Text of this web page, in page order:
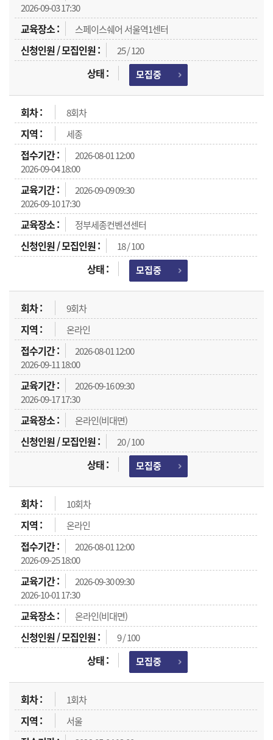
2026-09-03 17:30
스페이스쉐어 서울역1센터
25 / 120
모집중
8회차
세종
2026-08-01 12:00
2026-09-04 18:00
2026-09-09 09:30
2026-09-10 17:30
정부세종컨벤션센터
18 / 100
모집중
9회차
온라인
2026-08-01 12:00
2026-09-11 18:00
2026-09-16 09:30
2026-09-17 17:30
온라인(비대면)
20 / 100
모집중
10회차
온라인
2026-08-01 12:00
2026-09-25 18:00
2026-09-30 09:30
2026-10-01 17:30
온라인(비대면)
9 / 100
모집중
1회차
서울